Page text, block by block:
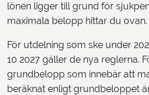
lönen ligger till grund för
maximala belopp hittar du ovan.
För utdelning som ske under
10 2027 gäller de nya reglerna.
grundbelopp som innebär att
beräknat enligt grundbeloppet